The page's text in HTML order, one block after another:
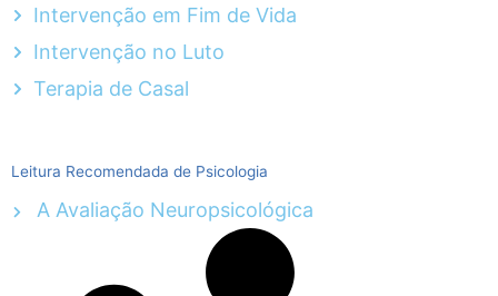
Intervenção em Fim de Vida
Intervenção no Luto
Terapia de Casal
Leitura Recomendada de Psicologia
A Avaliação Neuropsicológica